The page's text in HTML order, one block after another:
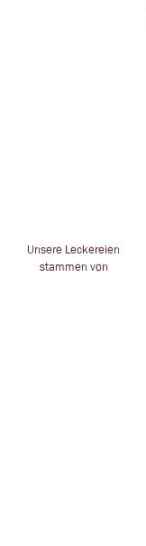
Unsere Leckereien
stammen von